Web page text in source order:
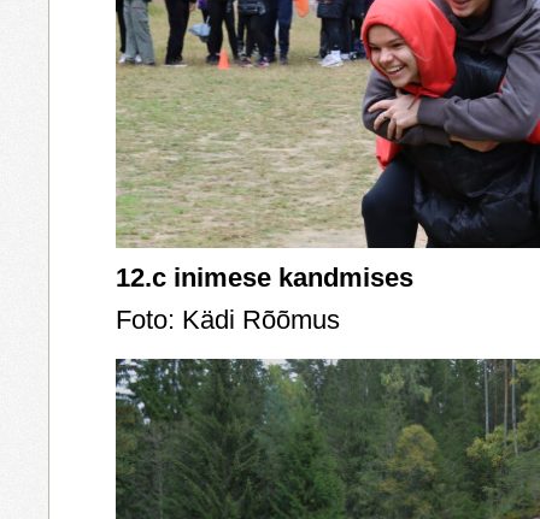
12.c inimese kandmises
Foto: Kädi Rõõmus